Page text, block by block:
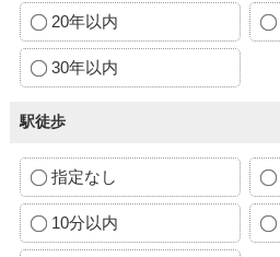
20年以内
30年以内
駅徒歩
指定なし
10分以内